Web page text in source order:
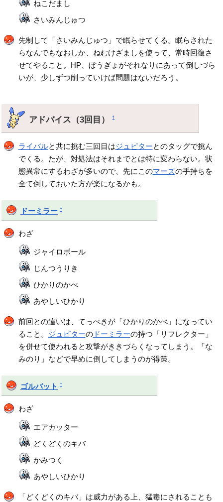
ねこだまし
さいみんじゅつ
先制して「さいみんじゅつ」で眠らせてくる。眠らされた
らなんでもなおしか、ねむけざましを使って、常時回復さ
せてやること。HP、ぼうぎょがそれなりにあって倒しづら
いが、少しずつ削っていけば問題はないだろう。
アドバイス（3回目）†
ライバルと共に挑む三回目はジュピターとのタッグで挑ん
でくる。たが、対処法はそれまでとは特に変わらない。状
態異常にするわざが多いので、先にこのマーズの手持ちを
全て倒しておいた方が楽になるかも。
ドーミラー †
わざ
ジャイロボール
じんつうりき
ひかりのかべ
あやしいひかり
前回との違いは、てっぺきが「ひかりのかべ」になってい
ること。 ジュピターのドーミラーの持つ「リフレクター」
を併せて使われると攻撃がききづらくなってしまう。「な
みのり」などで早めに倒してしまうのが得策。
ゴルバット †
わざ
エアカッター
どくどくのキバ
かみつく
あやしいひかり
「どくどくのキバ」は威力がある上、猛毒にされることも